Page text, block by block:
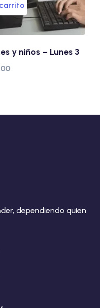
y niños – Lunes 3
dependiendo quien